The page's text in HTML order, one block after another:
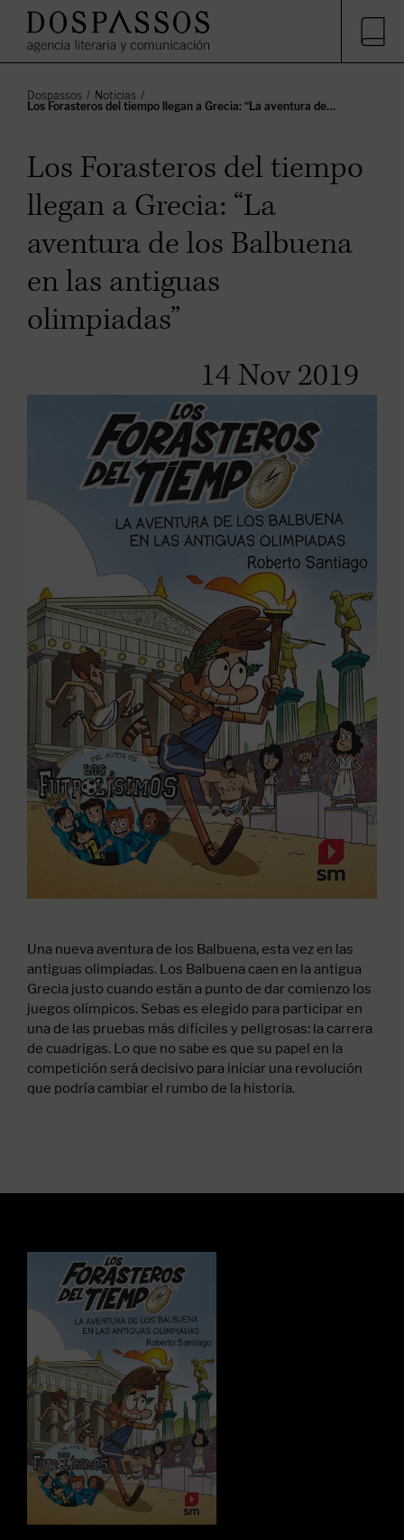
Los Forasteros del tiempo llegan a Grecia: “La aventura de…
Noticias
Dospassos
Los Forasteros del tiempo
llegan a Grecia: “La
aventura de los Balbuena
en las antiguas
olimpiadas”
14 Nov 2019
Una nueva aventura de los Balbuena, esta vez en las
antiguas olimpiadas. Los Balbuena caen en la antigua
Grecia justo cuando están a punto de dar comienzo los
juegos olímpicos. Sebas es elegido para participar en
una de las pruebas más difíciles y peligrosas: la carrera
de cuadrigas. Lo que no sabe es que su papel en la
competición será decisivo para iniciar una revolución
que podría cambiar el rumbo de la historia.